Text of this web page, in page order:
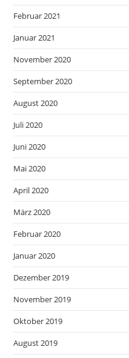
Februar 2021
Januar 2021
November 2020
September 2020
August 2020
Juli 2020
Juni 2020
Mai 2020
April 2020
März 2020
Februar 2020
Januar 2020
Dezember 2019
November 2019
Oktober 2019
August 2019